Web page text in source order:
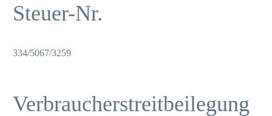
Steuer-Nr.
334/5067/3259
Verbraucherstreitbeilegung